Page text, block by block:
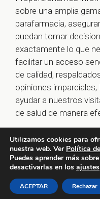
sobre una amplia
parafarmacia,
puedan tomar
exactamente lo que
facilitar un acceso
de calidad,
opiniones
ayudar a nuestros
de salud de manera
© 2026
Legal-
Utilizamos cookies para
nuestra web. Ver Política
Puedes aprender más
desactivarlas en los ajustes
ACEPTAR Rechazar